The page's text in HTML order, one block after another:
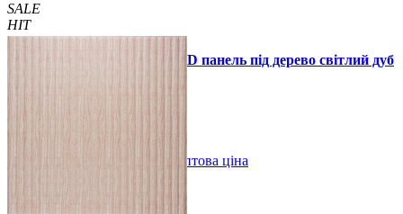
SALE
HIT
Самоклеюча декоративна 3D панель під дерево світлий дуб
Оптова ціна